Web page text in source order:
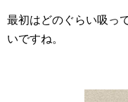
最初はどのぐらい吸っ
いですね。